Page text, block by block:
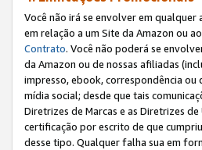
Você não irá se envolver em
em relação a um Site da Amazon ou
Contrato. Você não poderá se
da Amazon ou de nossas afiliadas
impresso, ebook, correspondência ou
mídia social; desde que tais
Diretrizes de Marcas e as Diretrizes
certificação por escrito de que
desse tipo. Qualquer falha sua em